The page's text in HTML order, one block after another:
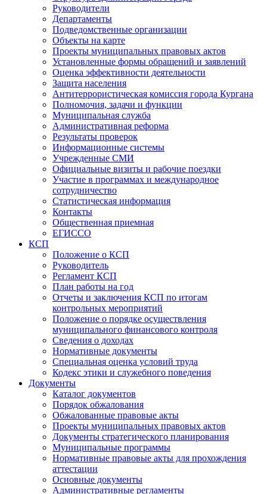
Руководители
Департаменты
Подведомственные организации
Объекты на карте
Проекты муниципальных правовых актов
Установленные формы обращений и заявлений
Оценка эффективности деятельности
Защита населения
Антитеррористическая комиссия города Кургана
Полномочия, задачи и функции
Муниципальная служба
Административная реформа
Результаты проверок
Информационные системы
Учрежденные СМИ
Официальные визиты и рабочие поездки
Участие в программах и международное
сотрудничество
Статистическая информация
Контакты
Общественная приемная
ЕГИССО
КСП
Положение о КСП
Руководитель
Регламент КСП
План работы на год
Отчеты и заключения КСП по итогам
контрольных мероприятий
Положение о порядке осуществления
муниципального финансового контроля
Сведения о доходах
Нормативные документы
Специальная оценка условий труда
Кодекс этики и служебного поведения
Документы
Каталог документов
Порядок обжалования
Обжалованные правовые акты
Проекты муниципальных правовых актов
Документы стратегического планирования
Муниципальные программы
Нормативные правовые акты для прохождения
аттестации
Основные документы
Административные регламенты